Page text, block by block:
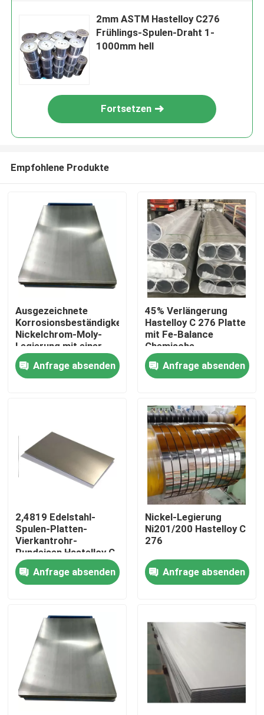
Haus
Über uns
Fabrik-Ausflug
Qualitätskontrolle
Treten Sie mit uns in Verbindung
Material Inconel 625
Incoloy 800-Material
2mm ASTM Hastelloy C276
Frühlings-Spulen-Draht 1-
1000mm hell
Fortsetzen
Empfohlene Produkte
Ausgezeichnete
Korrosionsbeständigkeit
Nickelchrom-Moly-
Legierung mit einer
Dichte von 8,89 G/cm3
Anfrage absenden
45% Verlängerung
Hastelloy C 276 Platte
mit Fe-Balance
Chemische
Zusammensetzung
Anfrage absenden
2,4819 Edelstahl-
Spulen-Platten-
Vierkantrohr-
Rundeisen Hastelloy C
276
Anfrage absenden
Nickel-Legierung
Ni201/200 Hastelloy C
276
Anfrage absenden